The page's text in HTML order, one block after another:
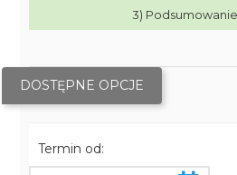
3) Podsumowanie
DOSTĘPNE OPCJE
Termin od: